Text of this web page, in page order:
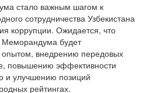
стало важным шагом к
сотрудничества Узбекистана
коррупции. Ожидается, что
будет
опытом, внедрению передовых
повышению эффективности
и улучшению позиций
рейтингах.